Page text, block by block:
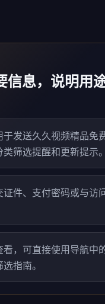
信息，说明用
于发送久久视频精品免
筛选提醒和更新提示。
证件、支付密码或与访
，可直接使用导航中
指南。